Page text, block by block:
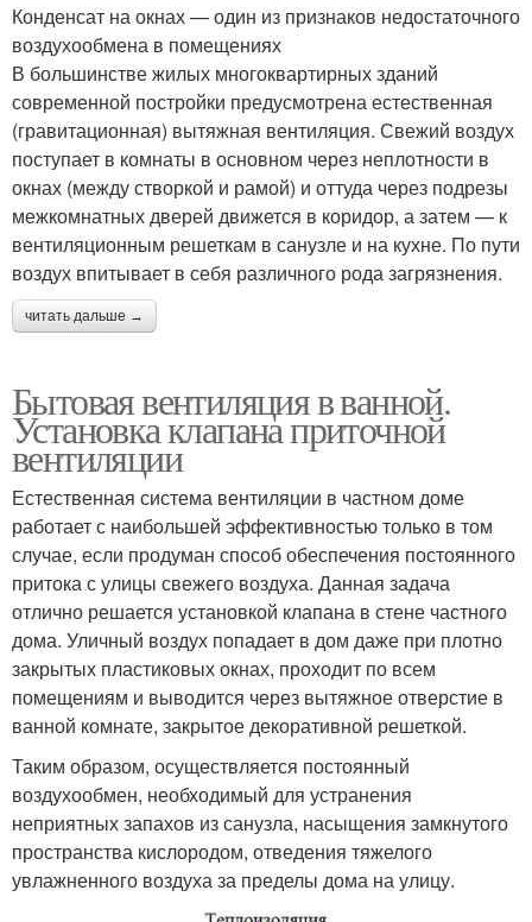
Конденсат на окнах — один из признаков недостаточного
воздухообмена в помещениях
В большинстве жилых многоквартирных зданий
современной постройки предусмотрена естественная
(гравитационная) вытяжная вентиляция. Свежий воздух
поступает в комнаты в основном через неплотности в
окнах (между створкой и рамой) и оттуда через подрезы
межкомнатных дверей движется в коридор, а затем — к
вентиляционным решеткам в санузле и на кухне. По пути
воздух впитывает в себя различного рода загрязнения.
читать дальше →
Бытовая вентиляция в ванной.
Установка клапана приточной
вентиляции
Естественная система вентиляции в частном доме
работает с наибольшей эффективностью только в том
случае, если продуман способ обеспечения постоянного
притока с улицы свежего воздуха. Данная задача
отлично решается установкой клапана в стене частного
дома. Уличный воздух попадает в дом даже при плотно
закрытых пластиковых окнах, проходит по всем
помещениям и выводится через вытяжное отверстие в
ванной комнате, закрытое декоративной решеткой.
Таким образом, осуществляется постоянный
воздухообмен, необходимый для устранения
неприятных запахов из санузла, насыщения замкнутого
пространства кислородом, отведения тяжелого
увлажненного воздуха за пределы дома на улицу.